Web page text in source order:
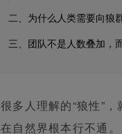
二、为什么人类需要向狼
三、团队不是人数叠加，
很多人理解的“狼性”，
在自然界根本行不通。